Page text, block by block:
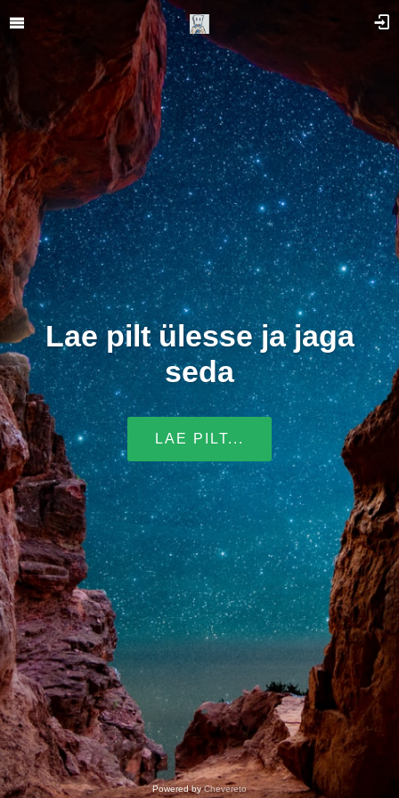
Lae pilt ülesse ja jaga
seda
LAE PILT...
Powered byChevereto